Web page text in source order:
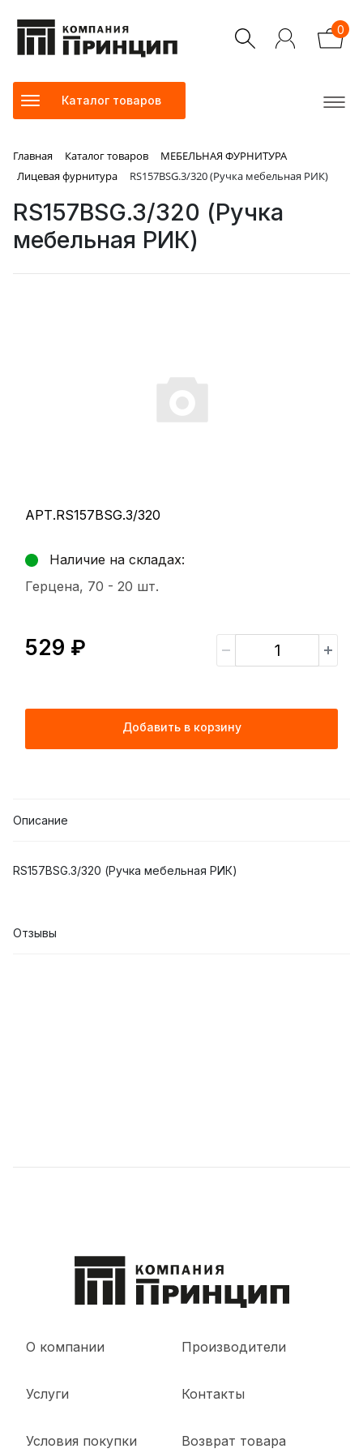
0
Каталог товаров
Главная Каталог товаров
МЕБЕЛЬНАЯ ФУРНИТУРА
Лицевая фурнитура
RS157BSG.3/320 (Ручка мебельная РИК)
RS157BSG.3/320 (Ручка
мебельная РИК)
АРТ.RS157BSG.3/320
Наличие на складах:
Герцена, 70 - 20 шт.
529 ₽
Добавить в корзину
Описание
RS157BSG.3/320 (Ручка мебельная РИК)
Отзывы
О компании
Услуги
Условия покупки
Производители
Контакты
Возврат товара